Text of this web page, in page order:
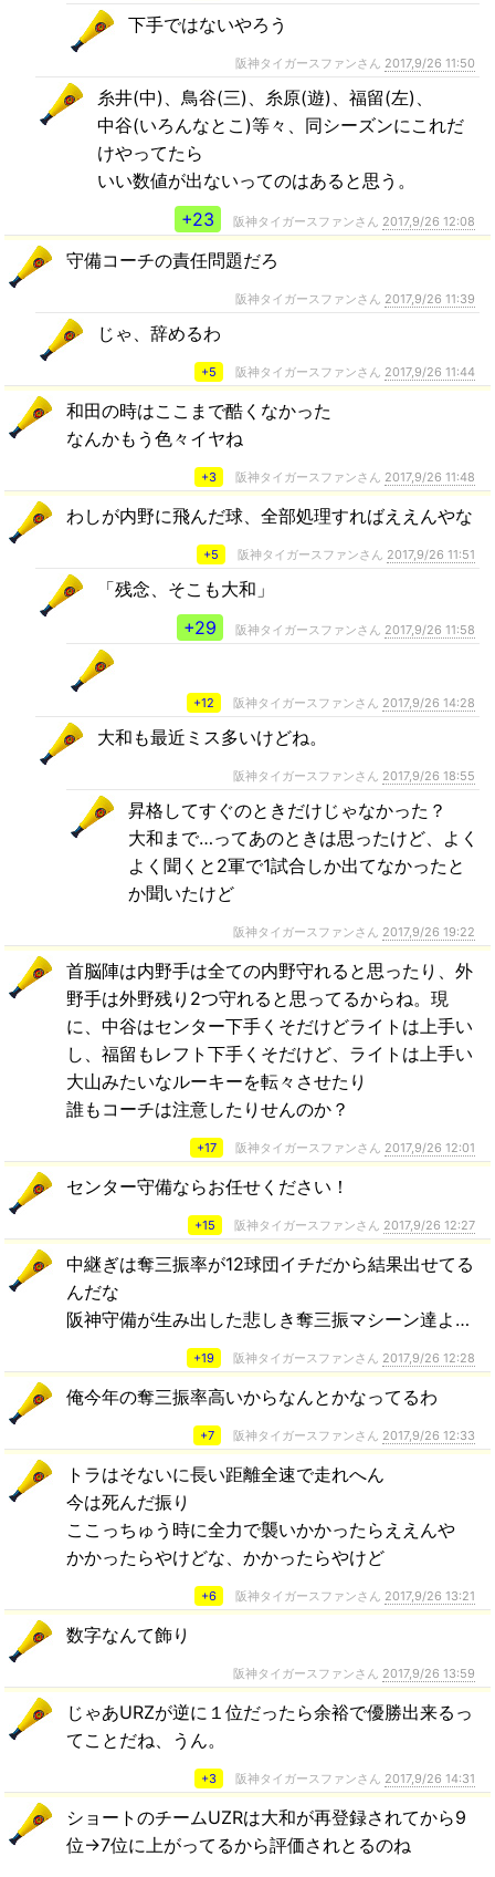
下手ではないやろう
阪神タイガースファンさん 2017,9/26 11:50
糸井(中)、鳥谷(三)、糸原(遊)、福留(左)、
中谷(いろんなとこ)等々、同シーズンにこれだ
けやってたら
いい数値が出ないってのはあると思う。
+23
阪神タイガースファンさん 2017,9/26 12:08
守備コーチの責任問題だろ
阪神タイガースファンさん 2017,9/26 11:39
じゃ、辞めるわ
+5 阪神タイガースファンさん 2017,9/26 11:44
和田の時はここまで酷くなかった
なんかもう色々イヤね
+3 阪神タイガースファンさん 2017,9/26 11:48
わしが内野に飛んだ球、全部処理すればええんやな
+5 阪神タイガースファンさん 2017,9/26 11:51
「残念、そこも大和」
+29
阪神タイガースファンさん 2017,9/26 11:58
+12 阪神タイガースファンさん 2017,9/26 14:28
大和も最近ミス多いけどね。
阪神タイガースファンさん 2017,9/26 18:55
昇格してすぐのときだけじゃなかった？
大和まで…ってあのときは思ったけど、よく
よく聞くと2軍で1試合しか出てなかったと
か聞いたけど
阪神タイガースファンさん 2017,9/26 19:22
首脳陣は内野手は全ての内野守れると思ったり、外
野手は外野残り2つ守れると思ってるからね。現
に、中谷はセンター下手くそだけどライトは上手い
し、福留もレフト下手くそだけど、ライトは上手い
大山みたいなルーキーを転々させたり
誰もコーチは注意したりせんのか？
+17 阪神タイガースファンさん 2017,9/26 12:01
センター守備ならお任せください！
+15 阪神タイガースファンさん 2017,9/26 12:27
中継ぎは奪三振率が12球団イチだから結果出せてる
んだな
阪神守備が生み出した悲しき奪三振マシーン達よ…
+19 阪神タイガースファンさん 2017,9/26 12:28
俺今年の奪三振率高いからなんとかなってるわ
+7 阪神タイガースファンさん 2017,9/26 12:33
トラはそないに長い距離全速で走れへん
今は死んだ振り
ここっちゅう時に全力で襲いかかったらええんや
かかったらやけどな、かかったらやけど
+6 阪神タイガースファンさん 2017,9/26 13:21
数字なんて飾り
阪神タイガースファンさん 2017,9/26 13:59
じゃあURZが逆に１位だったら余裕で優勝出来るっ
てことだね、うん。
+3 阪神タイガースファンさん 2017,9/26 14:31
ショートのチームUZRは大和が再登録されてから9
位→7位に上がってるから評価されとるのね